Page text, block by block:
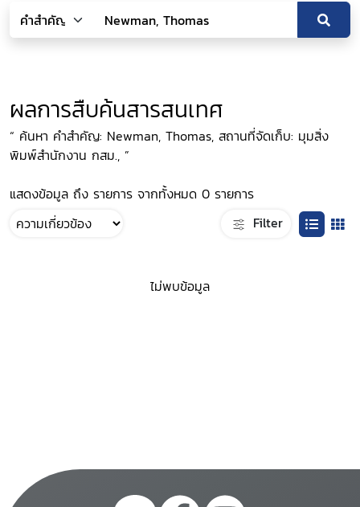
ผลการสืบค้นสารสนเทศ
“ ค้นหา คำสำคัญ: Newman, Thomas, สถานที่จัดเก็บ: มุมสิ่ง
พิมพ์สำนักงาน กสม., ”
แสดงข้อมูล ถึง รายการ จากทั้งหมด 0 รายการ
Filter
ไม่พบข้อมูล